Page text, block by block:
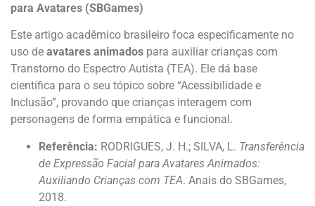
para Avatares (SBGames)
Este artigo acadêmico brasileiro foca especificamente no
uso de avatares animados para auxiliar crianças com
Transtorno do Espectro Autista (TEA). Ele dá base
científica para o seu tópico sobre “Acessibilidade e
Inclusão”, provando que crianças interagem com
personagens de forma empática e funcional.
Referência: RODRIGUES, J. H.; SILVA, L. Transferência
de Expressão Facial para Avatares Animados:
Auxiliando Crianças com TEA. Anais do SBGames,
2018.